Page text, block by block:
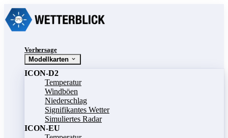
Vorhersage
Modellkarten
ICON-D2
Temperatur
Windböen
Niederschlag
Signifikantes Wetter
Simuliertes Radar
ICON-EU